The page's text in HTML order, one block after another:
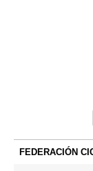
FEDERACIÓN